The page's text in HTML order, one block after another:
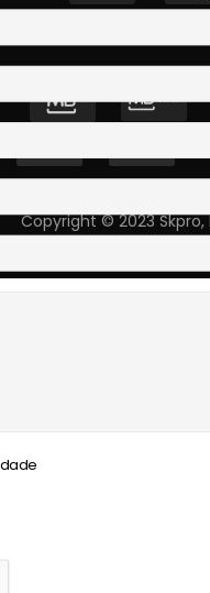
Copyright © 2023 Skpro,